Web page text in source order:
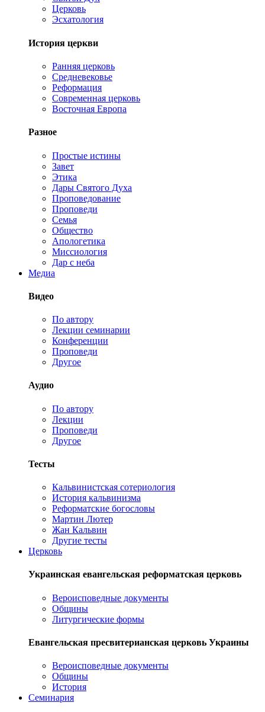
Церковь
Эсхатология
История церкви
Ранняя церковь
Средневековье
Реформация
Современная церковь
Восточная Европа
Разное
Простые истины
Завет
Этика
Дары Святого Духа
Проповедование
Проповеди
Семья
Общество
Апологетика
Миссиология
Дар с неба
Медиа
Видео
По автору
Лекции семинарии
Конференции
Проповеди
Другое
Аудио
По автору
Лекции
Проповеди
Другое
Тесты
Кальвинистская сотериология
История кальвинизма
Реформатские богословы
Мартин Лютер
Жан Кальвин
Другие тесты
Церковь
Украинская евангельская реформатская церковь
Вероисповедные документы
Общины
Литургические формы
Евангельская пресвитерианская церковь Украины
Вероисповедные документы
Общины
История
Семинария